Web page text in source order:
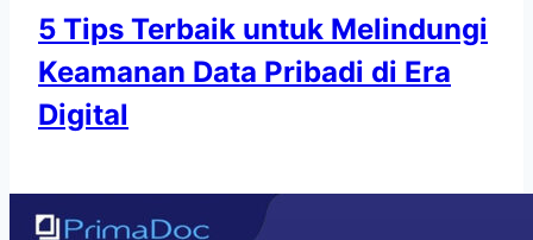
5 Tips Terbaik untuk Melindungi
Keamanan Data Pribadi di Era
Digital